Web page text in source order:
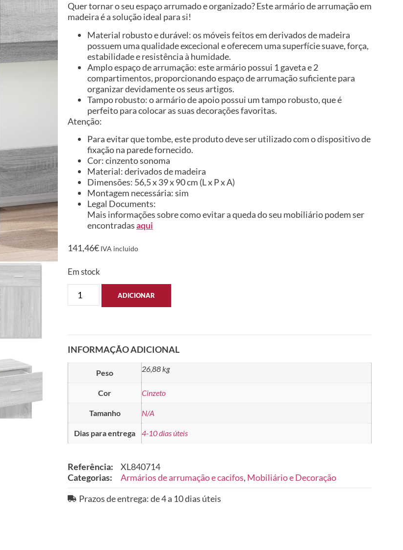
Quer tornar o seu espaço arrumado e organizado? Este armário de arrumação em
madeira é a solução ideal para si!
Material robusto e durável: os móveis feitos em derivados de madeira
possuem uma qualidade excecional e oferecem uma superfície suave, força,
estabilidade e resistência à humidade.
Amplo espaço de arrumação: este armário possui 1 gaveta e 2
compartimentos, proporcionando espaço de arrumação suficiente para
organizar devidamente os seus artigos.
Tampo robusto: o armário de apoio possui um tampo robusto, que é
perfeito para colocar as suas decorações favoritas.
Atenção:
Para evitar que tombe, este produto deve ser utilizado com o dispositivo de
fixação na parede fornecido.
Cor: cinzento sonoma
Material: derivados de madeira
Dimensões: 56,5 x 39 x 90 cm (L x P x A)
Montagem necessária: sim
Legal Documents:
Mais informações sobre como evitar a queda do seu mobiliário podem ser
encontradasaqui
141,46€ IVA incluido
Em stock
ADICIONAR
INFORMAÇÃO ADICIONAL
Peso 26,88 kg
Cor Cinzeto
Tamanho N/A
Dias para entrega 4-10 dias úteis
Referência:
XL840714
Categorias:
Armários de arrumação e cacifos, Mobiliário e Decoração
Prazos de entrega: de 4 a 10 dias úteis